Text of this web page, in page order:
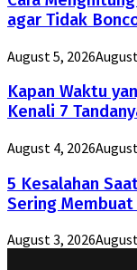
agar Tidak
August 5, 2026
Kapan Waktu
Kenali 7
August 4, 2026
5 Kesalahan
Sering Membuat
August 3, 2026